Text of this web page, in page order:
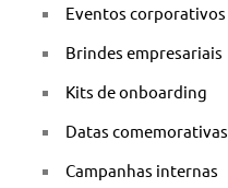
Eventos corporativos
Brindes empresariais
Kits de onboarding
Datas comemorativas
Campanhas internas